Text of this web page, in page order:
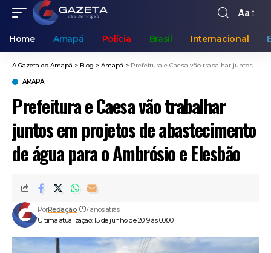
Aa
Home Amapá Polícia Brasil Internacional
A Gazeta do Amapá > Blog > Amapá > Prefeitura e Caesa vão trabalhar juntos em projetos de abastecimento de água para o Ambrósio e Elesbão
AMAPÁ
Prefeitura e Caesa vão trabalhar
juntos em projetos de abastecimento
de água para o Ambrósio e Elesbão
Ultima atualização: 15 de junho de 2019 às 00:00
PorRedação 7 anos atrás